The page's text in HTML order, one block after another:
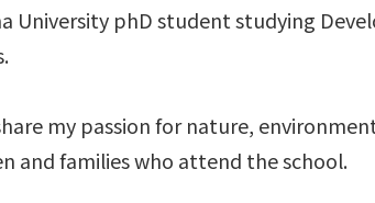
University phD student studying
my passion for nature,
and families who attend the school.